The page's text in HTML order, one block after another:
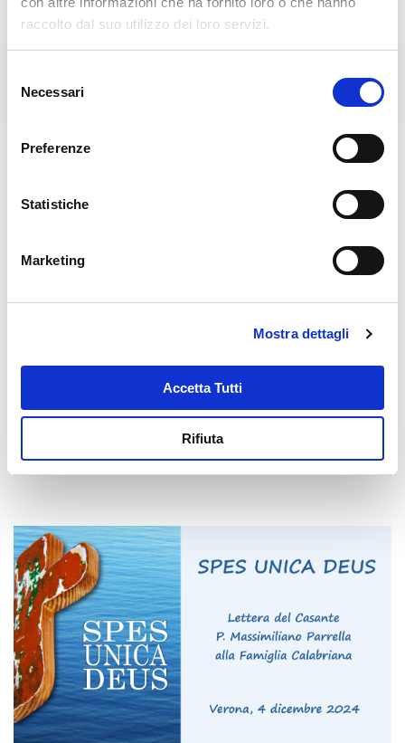
raccolto dal suo utilizzo dei loro servizi.
delNecessari
Preferenze
Statistiche
Marketing
Mostra dettagli
Accetta Tutti
Rifiuta
BENEDIZIONE DELLE
LAMPADE DELL'AGORA'